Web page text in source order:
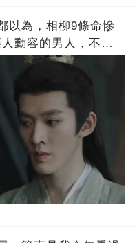
以為，相柳9條命慘
動容的男人，不是
人鄙棄的他